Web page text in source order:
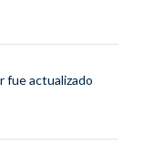
fue actualizado